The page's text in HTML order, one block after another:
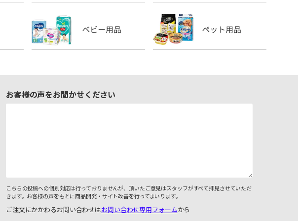
お客様の声をお聞かせください
こちらの投稿への個別対応は行っておりませんが、頂いたご意見はスタッフがすべて拝見させていただ
きます。お客様の声をもとに商品開発・サイト改善を行ってまいります。
ご注文にかかわるお問い合わせはお問い合わせ専用フォームから